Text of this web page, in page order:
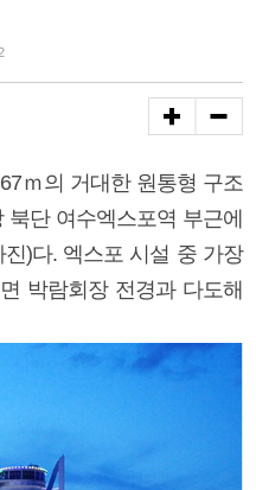
ｍ의 거대한 원통형 구조
단 여수엑스포역 부근에
진)다. 엑스포 시설 중 가장
박람회장 전경과 다도해